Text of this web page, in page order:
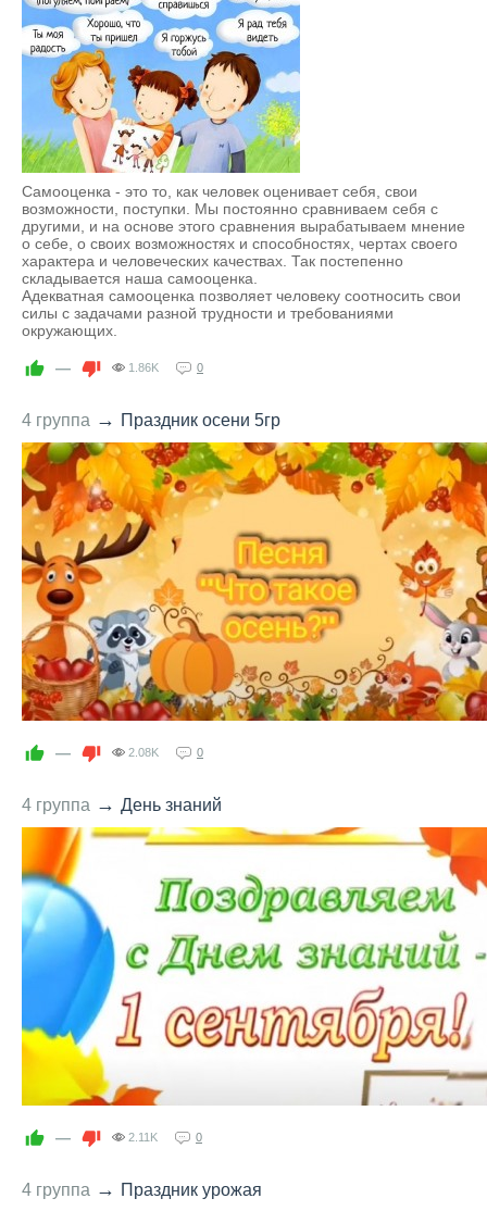
Самооценка - это то, как человек оценивает себя, свои
возможности, поступки. Мы постоянно сравниваем себя с
другими, и на основе этого сравнения вырабатываем мнение
о себе, о своих возможностях и способностях, чертах своего
характера и человеческих качествах. Так постепенно
складывается наша самооценка.
Адекватная самооценка позволяет человеку соотносить свои
силы с задачами разной трудности и требованиями
окружающих.
— 1.86K 0
4 группа → Праздник осени 5гр
— 2.08K 0
4 группа → День знаний
— 2.11K 0
4 группа → Праздник урожая